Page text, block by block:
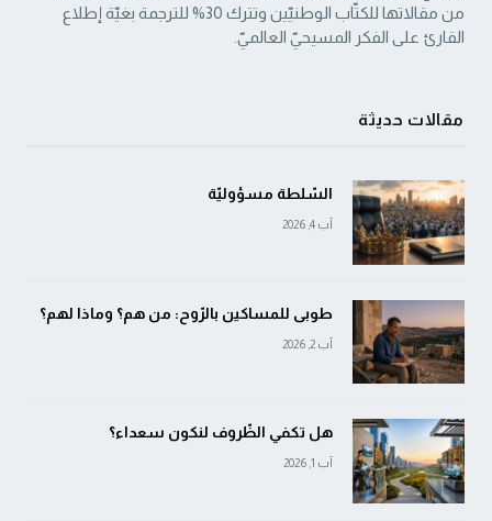
من مقالاتها للكتّاب الوطنيّين ‏وتترك 30% للترجمة بغيّة إطلاع
القارئ على الفكر المسيحيّ العالميّ.‏
مقالات حديثة
السّلطة مسؤوليّة
آب 4, 2026
طوبى للمساكين بالرّوح: من هم؟ وماذا لهم؟
آب 2, 2026
هل تكفي الظّروف لنكون سعداء؟
آب 1, 2026